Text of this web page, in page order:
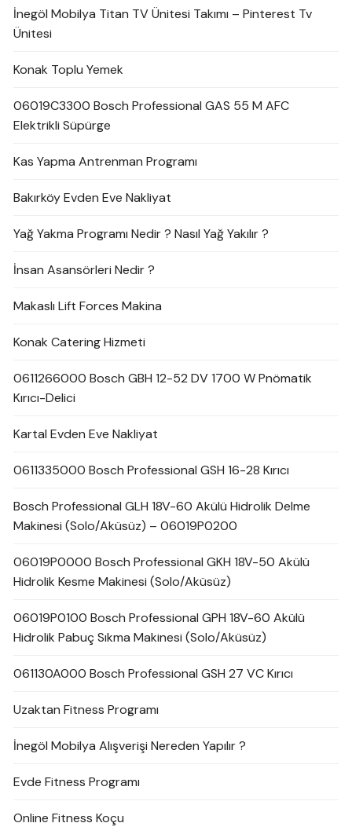
İnegöl Mobilya Titan TV Ünitesi Takımı – Pinterest Tv
Ünitesi
Konak Toplu Yemek
06019C3300 Bosch Professional GAS 55 M AFC
Elektrikli Süpürge
Kas Yapma Antrenman Programı
Bakırköy Evden Eve Nakliyat
Yağ Yakma Programı Nedir ? Nasıl Yağ Yakılır ?
İnsan Asansörleri Nedir ?
Makaslı Lift Forces Makina
Konak Catering Hizmeti
0611266000 Bosch GBH 12-52 DV 1700 W Pnömatik
Kırıcı-Delici
Kartal Evden Eve Nakliyat
0611335000 Bosch Professional GSH 16-28 Kırıcı
Bosch Professional GLH 18V-60 Akülü Hidrolik Delme
Makinesi (Solo/Aküsüz) – 06019P0200
06019P0000 Bosch Professional GKH 18V-50 Akülü
Hidrolik Kesme Makinesi (Solo/Aküsüz)
06019P0100 Bosch Professional GPH 18V-60 Akülü
Hidrolik Pabuç Sıkma Makinesi (Solo/Aküsüz)
061130A000 Bosch Professional GSH 27 VC Kırıcı
Uzaktan Fitness Programı
İnegöl Mobilya Alışverişi Nereden Yapılır ?
Evde Fitness Programı
Online Fitness Koçu